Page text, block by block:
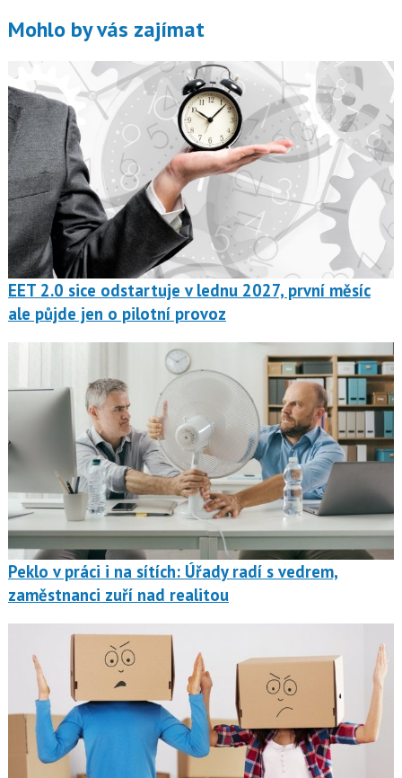
Mohlo by vás zajímat
EET 2.0 sice odstartuje v lednu 2027, první měsíc
ale půjde jen o pilotní provoz
Peklo v práci i na sítích: Úřady radí s vedrem,
zaměstnanci zuří nad realitou